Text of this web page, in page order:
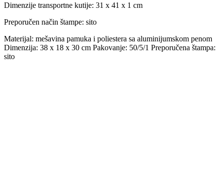
Dimenzije transportne kutije: 31 x 41 x 1 cm
Preporučen način štampe: sito
Materijal: mešavina pamuka i poliestera sa aluminijumskom penom
Dimenzija: 38 x 18 x 30 cm Pakovanje: 50/5/1 Preporučena štampa:
sito